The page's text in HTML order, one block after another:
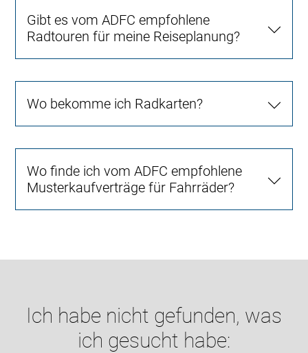
Gibt es vom ADFC empfohlene
Radtouren für meine Reiseplanung?
Wo bekomme ich Radkarten?
Wo finde ich vom ADFC empfohlene
Musterkaufverträge für Fahrräder?
Ich habe nicht gefunden, was
ich gesucht habe: